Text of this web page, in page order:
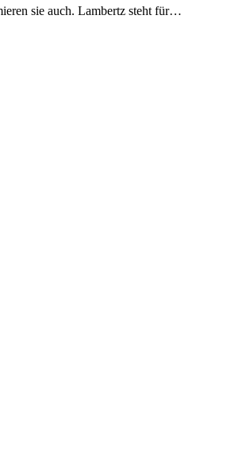
sie auch. Lambertz steht für…